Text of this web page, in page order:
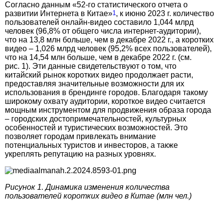
Согласно данным «52-го статистического отчета о
развитии Интернета в Китае»1, к июню 2023 г. количество
пользователей онлайн-видео составило 1,044 млрд
человек (96,8% от общего числа интернет-аудитории),
что на 13,8 млн больше, чем в декабре 2022 г., а коротких
видео – 1,026 млрд человек (95,2% всех пользователей),
что на 14,54 млн больше, чем в декабре 2022 г. (см.
рис. 1). Эти данные свидетельствуют о том, что
китайский рынок коротких видео продолжает расти,
предоставляя значительные возможности для их
использования в брендинге городов. Благодаря такому
широкому охвату аудитории, короткое видео считается
мощным инструментом для продвижения образа города
– городских достопримечательностей, культурных
особенностей и туристических возможностей. Это
позволяет городам привлекать внимание
потенциальных туристов и инвесторов, а также
укреплять репутацию на разных уровнях.
Рисунок 1. Динамика изменения количества
пользователей коротких видео в Китае (млн чел.)